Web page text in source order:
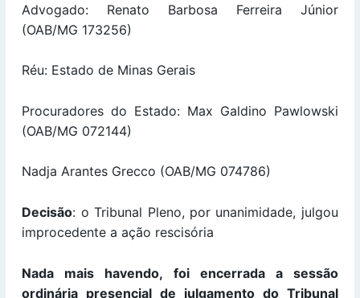
Advogado: Renato Barbosa Ferreira Júnior
(OAB/MG 173256)
Réu: Estado de Minas Gerais
Procuradores do Estado: Max Galdino Pawlowski
(OAB/MG 072144)
Nadja Arantes Grecco (OAB/MG 074786)
Decisão: o Tribunal Pleno, por unanimidade, julgou
improcedente a ação rescisória
Nada mais havendo, foi encerrada a sessão
ordinária presencial de julgamento do Tribunal